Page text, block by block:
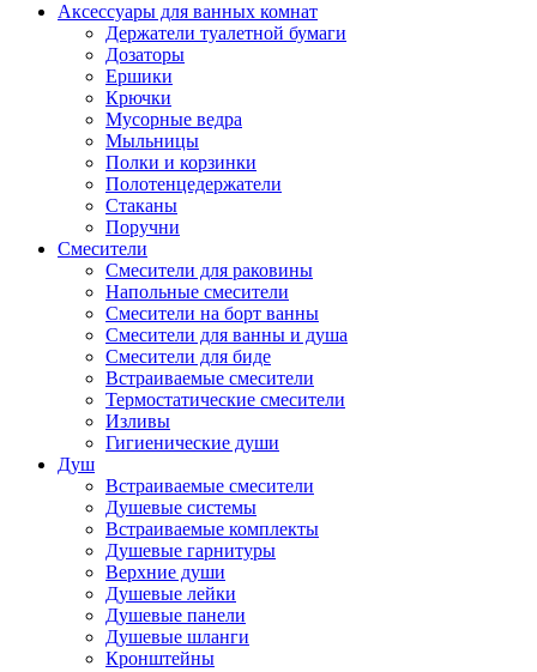
Аксессуары для ванных комнат
Держатели туалетной бумаги
Дозаторы
Ершики
Крючки
Мусорные ведра
Мыльницы
Полки и корзинки
Полотенцедержатели
Стаканы
Поручни
Смесители
Смесители для раковины
Напольные смесители
Смесители на борт ванны
Смесители для ванны и душа
Смесители для биде
Встраиваемые смесители
Термостатические смесители
Изливы
Гигиенические души
Душ
Встраиваемые смесители
Душевые системы
Встраиваемые комплекты
Душевые гарнитуры
Верхние души
Душевые лейки
Душевые панели
Душевые шланги
Кронштейны